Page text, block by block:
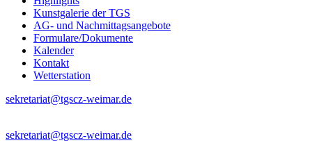
Kunstgalerie der TGS
AG- und Nachmittagsangebote
Formulare/Dokumente
Kalender
Kontakt
Wetterstation
sekretariat@tgscz-weimar.de
sekretariat@tgscz-weimar.de